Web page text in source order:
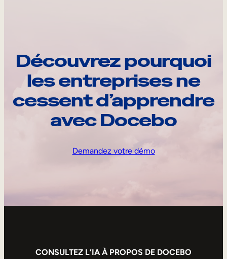
Découvrez pourquoi
les entreprises ne
cessent d’apprendre
avec Docebo
Demandez votre démo
CONSULTEZ L’IA À PROPOS DE DOCEBO